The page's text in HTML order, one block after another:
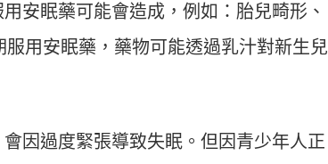
安眠藥可能會造成，例如：胎兒畸形、
用安眠藥，藥物可能透過乳汁對新生兒
因過度緊張導致失眠。但因青少年人正